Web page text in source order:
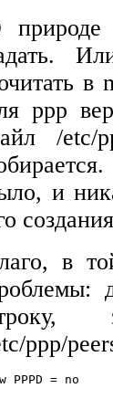
природе
в
ppp
/etc/
и
в
ppp/